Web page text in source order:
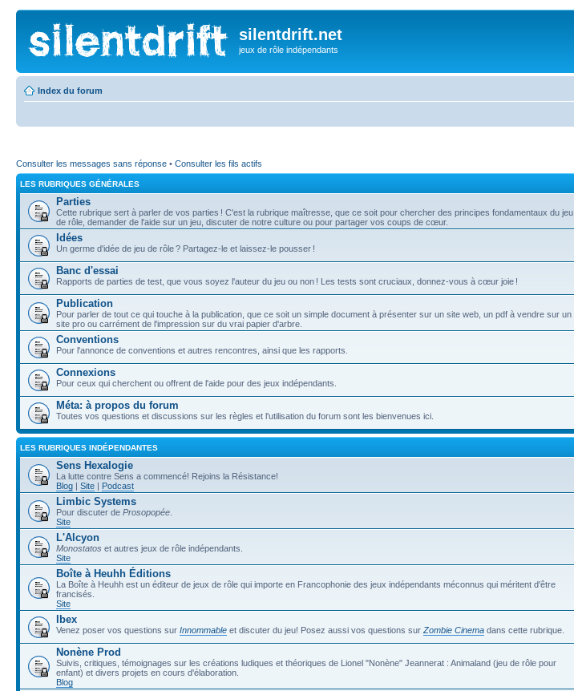
silentdrift.net
jeux de rôle indépendants
Index du forum
Consulter les messages sans réponse • Consulter les fils actifs
LES RUBRIQUES GÉNÉRALES
Parties
Cette rubrique sert à parler de vos parties ! C'est la rubrique maîtresse, que ce soit pour chercher des principes fondamentaux du jeu
de rôle, demander de l'aide sur un jeu, discuter de notre culture ou pour partager vos coups de cœur.
Idées
Un germe d'idée de jeu de rôle ? Partagez-le et laissez-le pousser !
Banc d'essai
Rapports de parties de test, que vous soyez l'auteur du jeu ou non ! Les tests sont cruciaux, donnez-vous à cœur joie !
Publication
Pour parler de tout ce qui touche à la publication, que ce soit un simple document à présenter sur un site web, un pdf à vendre sur un
site pro ou carrément de l'impression sur du vrai papier d'arbre.
Conventions
Pour l'annonce de conventions et autres rencontres, ainsi que les rapports.
Connexions
Pour ceux qui cherchent ou offrent de l'aide pour des jeux indépendants.
Méta: à propos du forum
Toutes vos questions et discussions sur les règles et l'utilisation du forum sont les bienvenues ici.
LES RUBRIQUES INDÉPENDANTES
Sens Hexalogie
La lutte contre Sens a commencé! Rejoins la Résistance!
Blog | Site | Podcast
Limbic Systems
Pour discuter de Prosopopée
Site
L'Alcyon
Monostatos et autres jeux de rôle indépendants.
Site
Boîte à Heuhh Éditions
La Boîte à Heuhh est un éditeur de jeux de rôle qui importe en Francophonie des jeux indépendants méconnus qui méritent d'être
francisés.
Site
Ibex
Venez poser vos questions sur Innommable et discuter du jeu! Posez aussi vos questions sur Zombie Cinema dans cette rubrique.
Nonène Prod
Suivis, critiques, témoignages sur les créations ludiques et théoriques de Lionel "Nonène" Jeannerat : Animaland (jeu de rôle pour
enfant) et divers projets en cours d'élaboration.
Blog